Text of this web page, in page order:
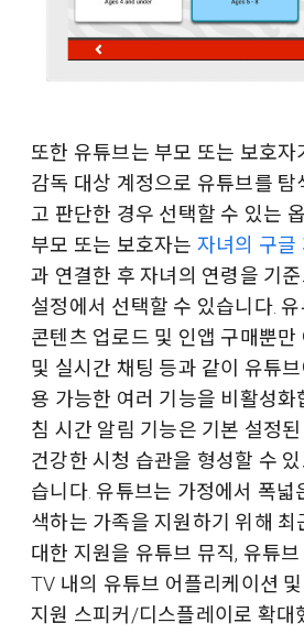
또한 유튜브는 부모 또는 보호자
감독 대상 계정으로 유튜브를
고 판단한 경우 선택할 수 있는
부모 또는 보호자는 자녀의 구글
과 연결한 후 자녀의 연령을 기
설정에서 선택할 수 있습니다.
콘텐츠 업로드 및 인앱 구매뿐만
및 실시간 채팅 등과 같이 유튜
용 가능한 여러 기능을 비활성화
침 시간 알림 기능은 기본 설정
건강한 시청 습관을 형성할 수
습니다. 유튜브는 가정에서 폭넓
색하는 가족을 지원하기 위해 최
대한 지원을 유튜브 뮤직, 유튜
TV 내의 유튜브 어플리케이션
지원 스피커/디스플레이로 확대